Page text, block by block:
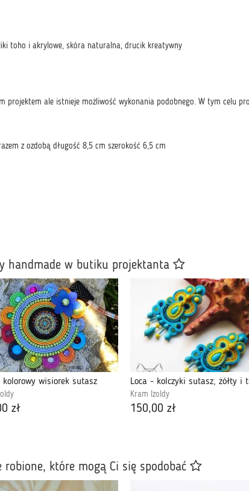
toho i akrylowe, skóra naturalna, drucik kreatywny
projektem ale istnieje możliwość wykonania podobnego. W tym celu
z ozdobą długość 8,5 cm szerokość 6,5 cm
handmade w butiku projektanta
kolorowy wisiorek sutasz
zł
Kram Izoldy
150,00 zł
które mogą Ci się spodobać